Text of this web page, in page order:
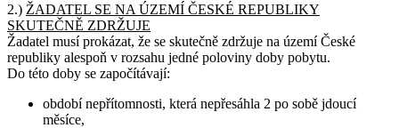
2.) ŽADATEL SE NA ÚZEMÍ ČESKÉ REPUBLIKY
SKUTEČNĚ ZDRŽUJE
Žadatel musí prokázat, že se skutečně zdržuje na území České
republiky alespoň v rozsahu jedné poloviny doby pobytu.
Do této doby se započítávají:
období nepřítomnosti, která nepřesáhla 2 po sobě jdoucí
měsíce,